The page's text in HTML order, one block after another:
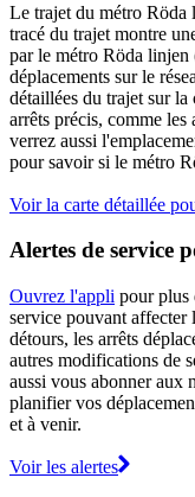
Le trajet du métro Röda
tracé du trajet montre
par le métro Röda
déplacements sur le
détaillées du trajet sur la
arrêts précis, comme les
verrez aussi
pour savoir si le métro
Voir la carte détaillée
Alertes de service
Ouvrez l'appli pour plus
service pouvant
détours, les arrêts
autres modifications de
aussi vous abonner aux
planifier vos
et à venir.
Voir les alertes